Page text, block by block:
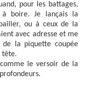
pour les battages,
boire. Je lançais la
ou à ceux de la
avec adresse et me
de la piquette coupée
tête.
le versoir de la